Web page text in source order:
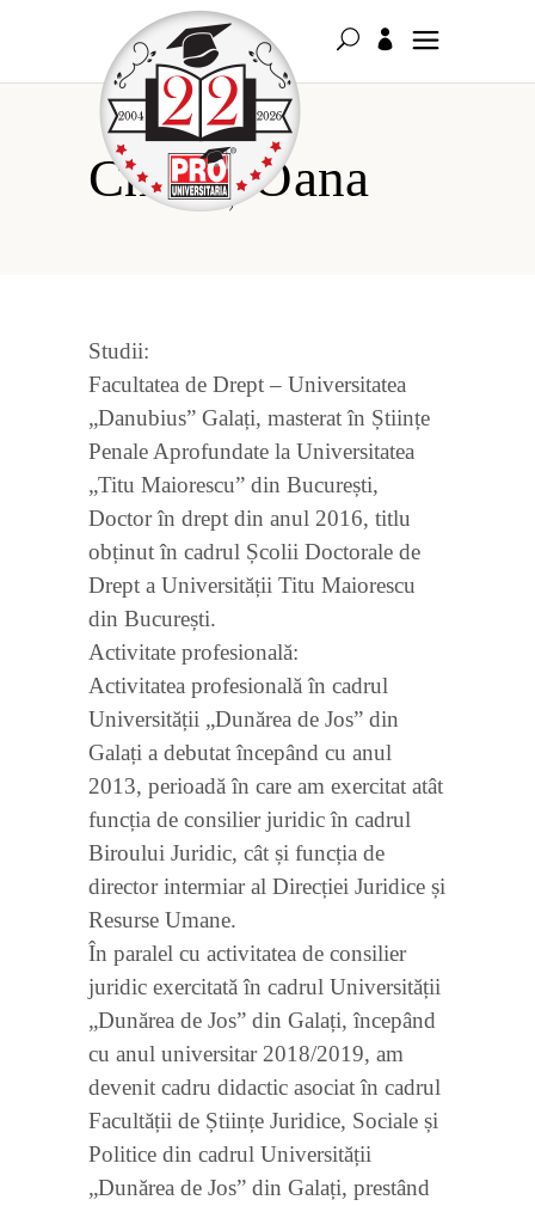
Chicoș Oana
Studii:
Facultatea de Drept – Universitatea
„Danubius” Galați, masterat în Științe
Penale Aprofundate la Universitatea
„Titu Maiorescu” din București,
Doctor în drept din anul 2016, titlu
obținut în cadrul Școlii Doctorale de
Drept a Universității Titu Maiorescu
din București.
Activitate profesională:
Activitatea profesională în cadrul
Universității „Dunărea de Jos” din
Galați a debutat începând cu anul
2013, perioadă în care am exercitat atât
funcția de consilier juridic în cadrul
Biroului Juridic, cât și funcția de
director intermiar al Direcției Juridice și
Resurse Umane.
În paralel cu activitatea de consilier
juridic exercitată în cadrul Universității
„Dunărea de Jos” din Galați, începând
cu anul universitar 2018/2019, am
devenit cadru didactic asociat în cadrul
Facultății de Științe Juridice, Sociale și
Politice din cadrul Universității
„Dunărea de Jos” din Galați, prestând